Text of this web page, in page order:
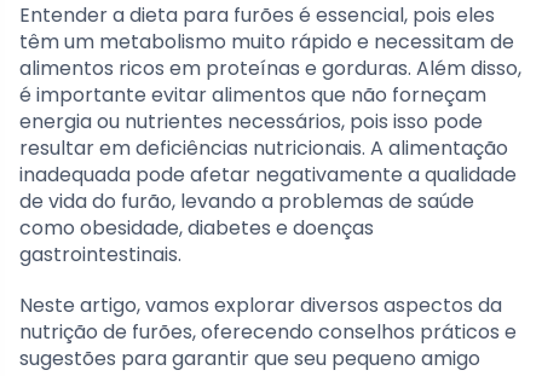
Entender a dieta para furões é essencial, pois eles
têm um metabolismo muito rápido e necessitam de
alimentos ricos em proteínas e gorduras. Além disso,
é importante evitar alimentos que não forneçam
energia ou nutrientes necessários, pois isso pode
resultar em deficiências nutricionais. A alimentação
inadequada pode afetar negativamente a qualidade
de vida do furão, levando a problemas de saúde
como obesidade, diabetes e doenças
gastrointestinais.
Neste artigo, vamos explorar diversos aspectos da
nutrição de furões, oferecendo conselhos práticos e
sugestões para garantir que seu pequeno amigo